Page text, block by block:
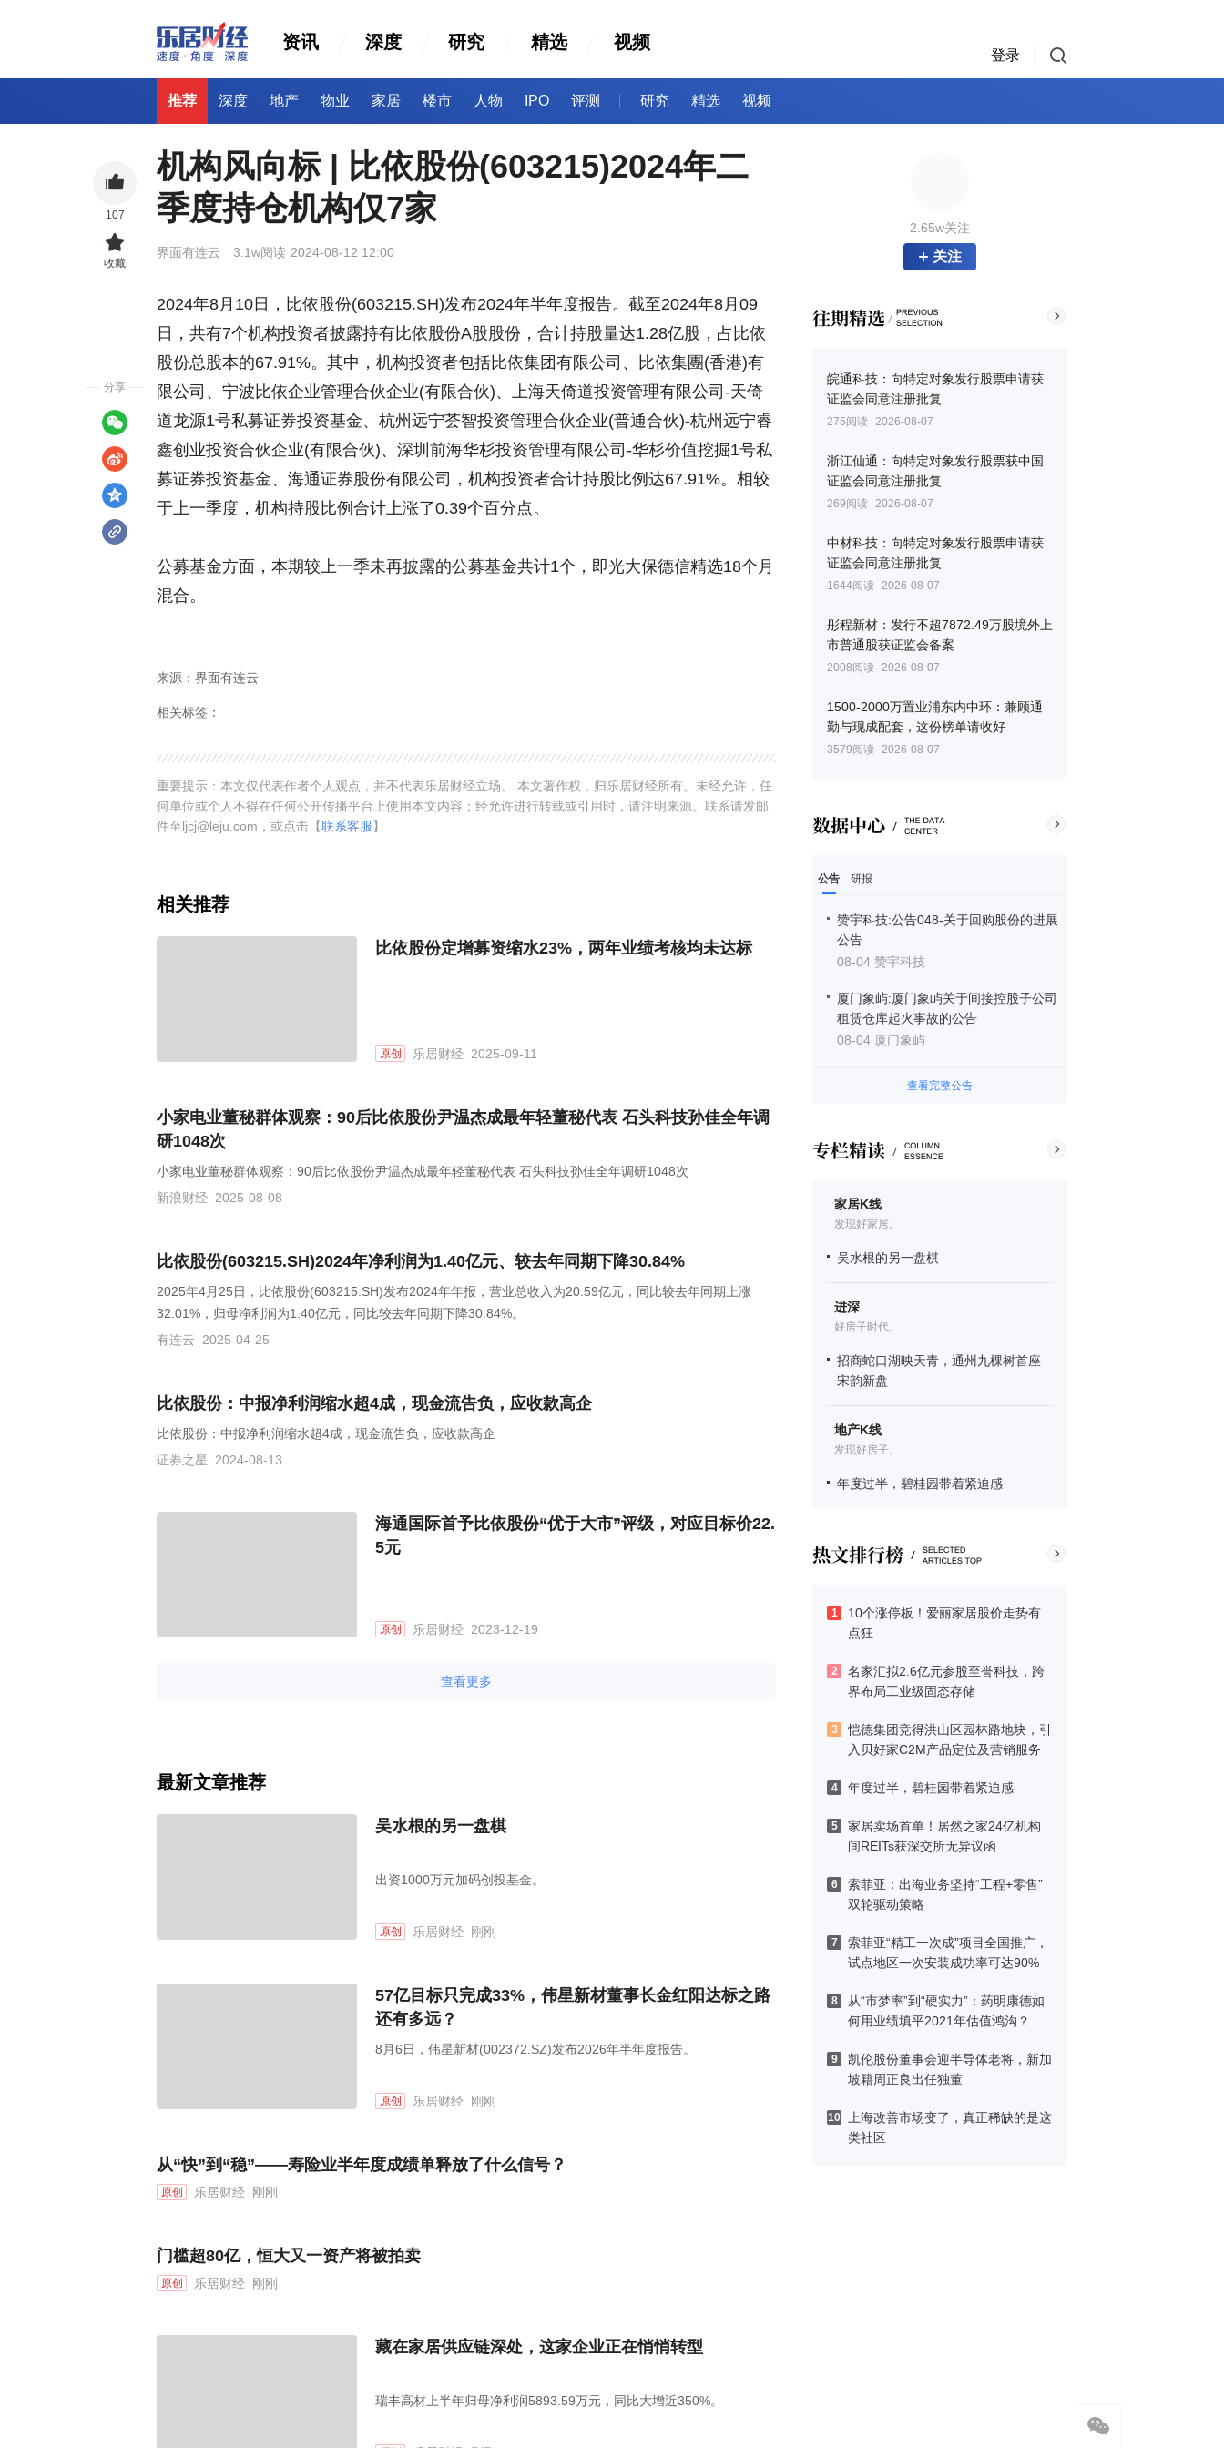
资讯 深度 研究 精选 视频
登录
推荐 深度 地产 物业 家居 楼市 人物 IPO 评测 研究 精选 视频
2.65w关注
关注
皖通科技：向特定对象发行股票申请获
证监会同意注册批复
275阅读 2026-08-07
浙江仙通：向特定对象发行股票获中国
证监会同意注册批复
269阅读 2026-08-07
中材科技：向特定对象发行股票申请获
证监会同意注册批复
1644阅读 2026-08-07
彤程新材：发行不超7872.49万股境外上
市普通股获证监会备案
2008阅读 2026-08-07
1500-2000万置业浦东内中环：兼顾通
勤与现成配套，这份榜单请收好
3579阅读 2026-08-07
公告 研报
赞宇科技:公告048-关于回购股份的进展
公告
08-04 赞宇科技
厦门象屿:厦门象屿关于间接控股子公司
租赁仓库起火事故的公告
08-04 厦门象屿
查看完整公告
家居K线
发现好家居。
吴水根的另一盘棋
进深
好房子时代。
招商蛇口湖映天青，通州九棵树首座
宋韵新盘
地产K线
发现好房子。
年度过半，碧桂园带着紧迫感
1
10个涨停板！爱丽家居股价走势有
点狂
2
名家汇拟2.6亿元参股至誉科技，跨
界布局工业级固态存储
3
恺德集团竞得洪山区园林路地块，引
入贝好家C2M产品定位及营销服务
4 年度过半，碧桂园带着紧迫感
5
家居卖场首单！居然之家24亿机构
间REITs获深交所无异议函
6
索菲亚：出海业务坚持“工程+零售”
双轮驱动策略
7
索菲亚“精工一次成”项目全国推广，
试点地区一次安装成功率可达90%
8
从“市梦率”到“硬实力”：药明康德如
何用业绩填平2021年估值鸿沟？
9
凯伦股份董事会迎半导体老将，新加
坡籍周正良出任独董
10
上海改善市场变了，真正稀缺的是这
类社区
机构风向标 | 比依股份(603215)2024年二
季度持仓机构仅7家
界面有连云 3.1w阅读 2024-08-12 12:00
2024年8月10日，比依股份(603215.SH)发布2024年半年度报告。截至2024年8月09
日，共有7个机构投资者披露持有比依股份A股股份，合计持股量达1.28亿股，占比依
股份总股本的67.91%。其中，机构投资者包括比依集团有限公司、比依集團(香港)有
限公司、宁波比依企业管理合伙企业(有限合伙)、上海天倚道投资管理有限公司-天倚
道龙源1号私募证券投资基金、杭州远宁荟智投资管理合伙企业(普通合伙)-杭州远宁睿
鑫创业投资合伙企业(有限合伙)、深圳前海华杉投资管理有限公司-华杉价值挖掘1号私
募证券投资基金、海通证券股份有限公司，机构投资者合计持股比例达67.91%。相较
于上一季度，机构持股比例合计上涨了0.39个百分点。
公募基金方面，本期较上一季未再披露的公募基金共计1个，即光大保德信精选18个月
混合。
来源：界面有连云
相关标签：
重要提示：本文仅代表作者个人观点，并不代表乐居财经立场。 本文著作权，归乐居财经所有。未经允许，任
何单位或个人不得在任何公开传播平台上使用本文内容；经允许进行转载或引用时，请注明来源。联系请发邮
件至ljcj@leju.com，或点击【联系客服】
相关推荐
比依股份定增募资缩水23%，两年业绩考核均未达标
原创 乐居财经 2025-09-11
小家电业董秘群体观察：90后比依股份尹温杰成最年轻董秘代表 石头科技孙佳全年调
研1048次
小家电业董秘群体观察：90后比依股份尹温杰成最年轻董秘代表 石头科技孙佳全年调研1048次
新浪财经 2025-08-08
比依股份(603215.SH)2024年净利润为1.40亿元、较去年同期下降30.84%
2025年4月25日，比依股份(603215.SH)发布2024年年报，营业总收入为20.59亿元，同比较去年同期上涨
32.01%，归母净利润为1.40亿元，同比较去年同期下降30.84%。
有连云
2025-04-25
比依股份：中报净利润缩水超4成，现金流告负，应收款高企
比依股份：中报净利润缩水超4成，现金流告负，应收款高企
证券之星
2024-08-13
海通国际首予比依股份“优于大市”评级，对应目标价22.
5元
原创 乐居财经 2023-12-19
查看更多
最新文章推荐
吴水根的另一盘棋
出资1000万元加码创投基金。
原创 乐居财经 刚刚
57亿目标只完成33%，伟星新材董事长金红阳达标之路
还有多远？
8月6日，伟星新材(002372.SZ)发布2026年半年度报告。
原创 乐居财经 刚刚
从“快”到“稳”——寿险业半年度成绩单释放了什么信号？
原创 乐居财经 刚刚
门槛超80亿，恒大又一资产将被拍卖
原创 乐居财经 刚刚
藏在家居供应链深处，这家企业正在悄悄转型
瑞丰高材上半年归母净利润5893.59万元，同比大增近350%。
107
收藏
分享